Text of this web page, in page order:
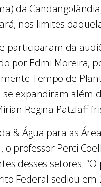
da
nos limites
participaram da
por Edmi Moreira,
Tempo de
expandiram além
Regina Patzlaff
& Água para as
o professor Perci
desses setores.
Federal sediou